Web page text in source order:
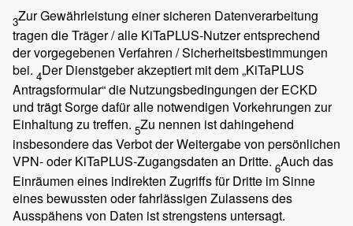
3Zur Gewährleistung einer sicheren Datenverarbeitung
tragen die Träger / alle KiTaPLUS-Nutzer entsprechend
der vorgegebenen Verfahren / Sicherheitsbestimmungen
bei. 4Der Dienstgeber akzeptiert mit dem „KiTaPLUS
Antragsformular“ die Nutzungsbedingungen der ECKD
und trägt Sorge dafür alle notwendigen Vorkehrungen zur
Einhaltung zu treffen. 5Zu nennen ist dahingehend
insbesondere das Verbot der Weitergabe von persönlichen
VPN- oder KiTaPLUS-Zugangsdaten an Dritte. 6Auch das
Einräumen eines indirekten Zugriffs für Dritte im Sinne
eines bewussten oder fahrlässigen Zulassens des
Ausspähens von Daten ist strengstens untersagt.